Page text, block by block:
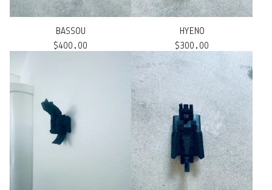
BASSOU
$400.00
HYENO
$300.00